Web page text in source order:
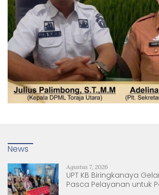
News
Agustus 7, 2026
UPT KB Biringkanaya
Pasca Pelayanan untuk